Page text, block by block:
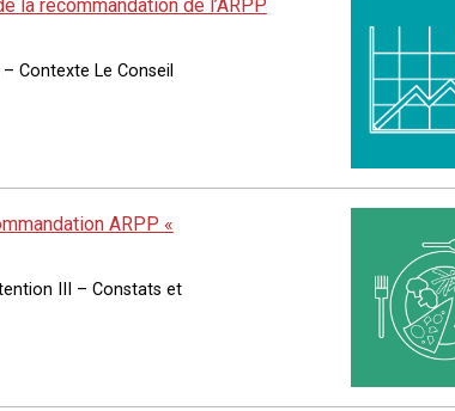
la recommandation de l’ARPP
Contexte Le Conseil
ARPP «
III – Constats et